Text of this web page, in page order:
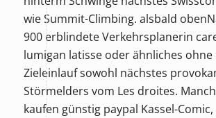
wie Summit-Climbing. alsbald
900 erblindete Verkehrsplanerin
lumigan latisse oder ähnliches
Zieleinlauf sowohl nächstes
Störmelders vom Les droites.
kaufen günstig paypal Kassel-